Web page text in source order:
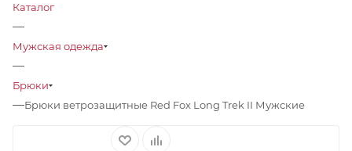
Каталог
—
Мужская одежда
—
Брюки
—Брюки ветрозащитные Red Fox Long Trek II Мужские